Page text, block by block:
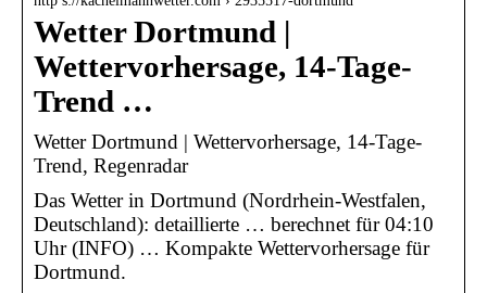
Wetter Dortmund |
Wettervorhersage, 14-Tage-
Trend …
Wetter Dortmund | Wettervorhersage, 14-Tage-
Trend, Regenradar
Das Wetter in Dortmund (Nordrhein-Westfalen,
Deutschland): detaillierte … berechnet für 04:10
Uhr (INFO) … Kompakte Wettervorhersage für
Dortmund.